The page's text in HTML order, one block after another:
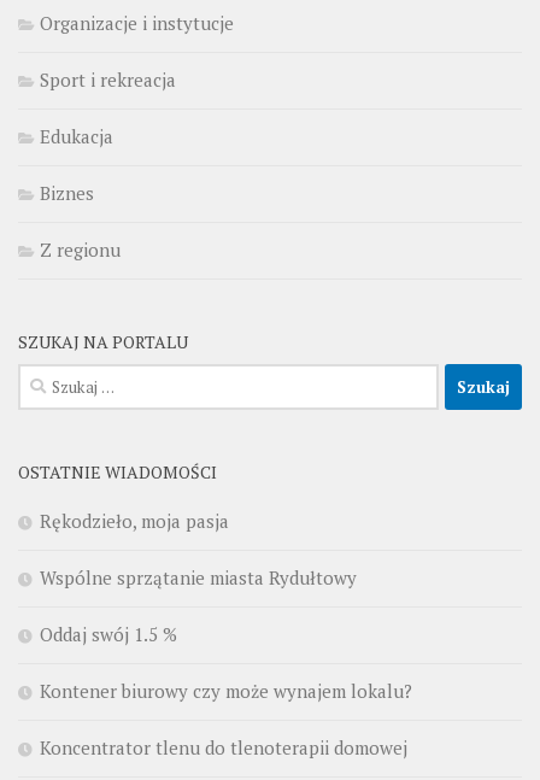
Organizacje i instytucje
Sport i rekreacja
Edukacja
Biznes
Z regionu
SZUKAJ NA PORTALU
Szukaj:
OSTATNIE WIADOMOŚCI
Rękodzieło, moja pasja
Wspólne sprzątanie miasta Rydułtowy
Oddaj swój 1.5 %
Kontener biurowy czy może wynajem lokalu?
Koncentrator tlenu do tlenoterapii domowej